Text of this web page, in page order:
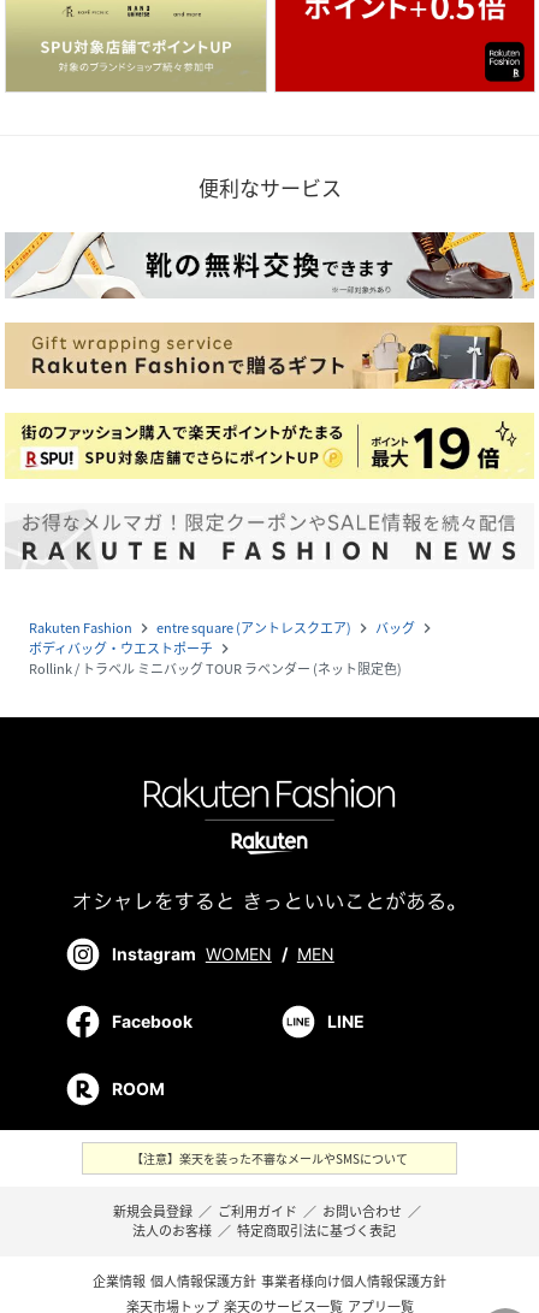
便利なサービス
Rakuten Fashion navigate_next entre square (アントレスクエア) navigate_next バッグ navigate_next
ボディバッグ・ウエストポーチ navigate_next
Rollink / トラベル ミニバッグ TOUR ラベンダー (ネット限定色)
Instagram WOMEN / MEN
Facebook LINE
ROOM
【注意】楽天を装った不審なメールやSMSについて
新規会員登録 ／ ご利用ガイド ／ お問い合わせ ／
法人のお客様 ／ 特定商取引法に基づく表記
企業情報 個人情報保護方針 事業者様向け個人情報保護方針
楽天市場トップ 楽天のサービス一覧 アプリ一覧